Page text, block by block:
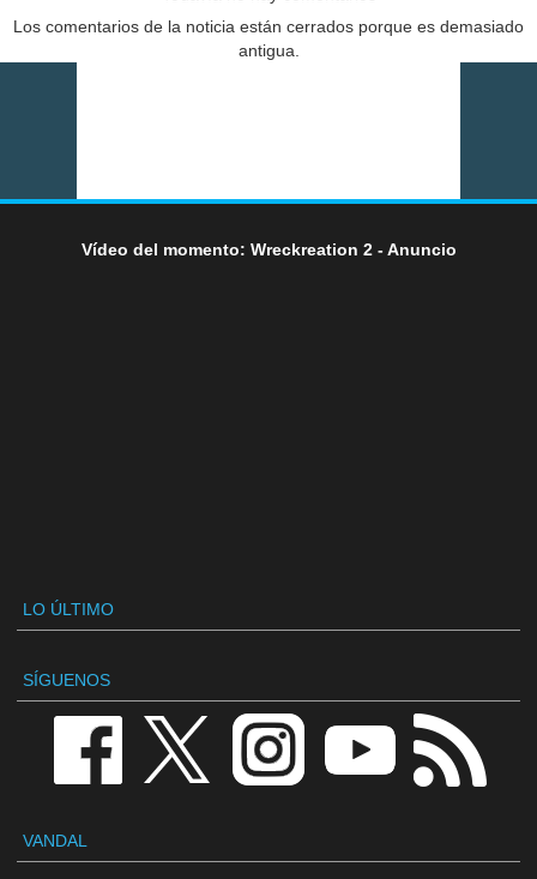
Los comentarios de la noticia están cerrados porque es demasiado
antigua.
Vídeo del momento: Wreckreation 2 - Anuncio
LO ÚLTIMO
SÍGUENOS
VANDAL